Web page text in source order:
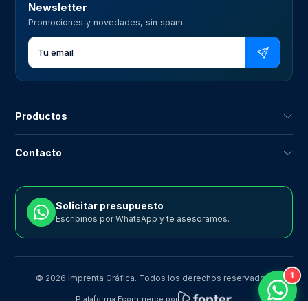
Newsletter
Promociones y novedades, sin spam.
Productos
Contacto
Solicitar presupuesto
Escribinos por WhatsApp y te asesoramos.
© 2026 Imprenta Gráfica. Todos los derechos reservados.
Plataforma Ecommerce por
1